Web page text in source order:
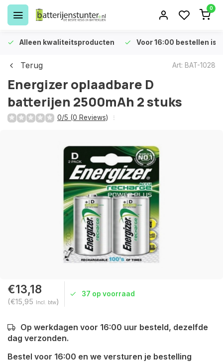
0
Alleen kwaliteitsproducten Voor 16:00 bestellen is
Terug Art: BAT-1028
Energizer oplaadbare D
batterijen 2500mAh 2 stuks
0/5 (0 Reviews)
€13,18
(€15,95 Incl. btw)
37 op voorraad
Op werkdagen voor 16:00 uur besteld, dezelfde
dag verzonden.
Bestel voor 16:00 en we versturen je bestelling